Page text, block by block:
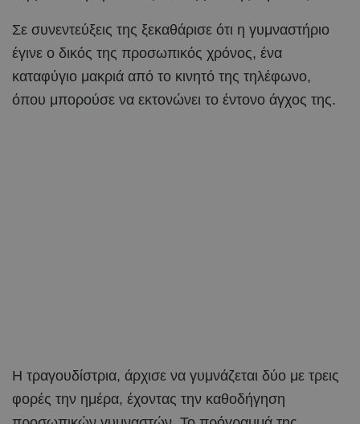
Σε συνεντεύξεις της ξεκαθάρισε ότι η γυμναστήριο
έγινε ο δικός της προσωπικός χρόνος, ένα
καταφύγιο μακριά από το κινητό της τηλέφωνο,
όπου μπορούσε να εκτονώνει το έντονο άγχος της.
Η τραγουδίστρια, άρχισε να γυμνάζεται δύο με τρεις
φορές την ημέρα, έχοντας την καθοδήγηση